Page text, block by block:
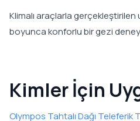
Klimalı araçlarla gerçekleştirilen
boyunca konforlu bir gezi
Kimler İçin
Olympos Tahtalı Dağı Teleferik